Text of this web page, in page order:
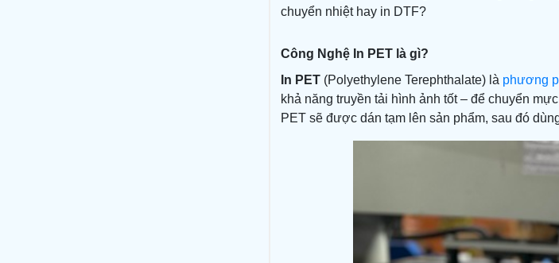
chuyển nhiệt hay in DTF?
Công Nghệ In PET là gì?
In PET(Polyethylene Terephthalate) là phương
khả năng truyền tải hình ảnh tốt – để chuyển
PET sẽ được dán tạm lên sản phẩm, sau đó